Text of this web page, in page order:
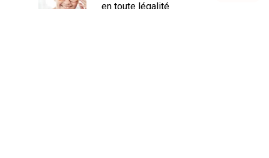
en toute légalité